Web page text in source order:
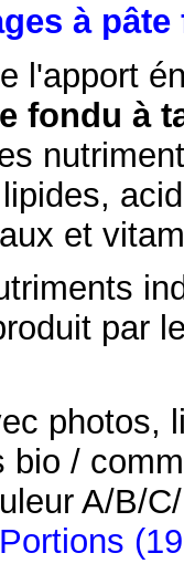
à
l'apport
fondu à
et
par
photos,
bio /
A/B/